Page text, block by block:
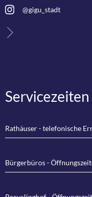
@gigu_stadt
Servicezeiten
Rathäuser - telefonische
Bürgerbüros -